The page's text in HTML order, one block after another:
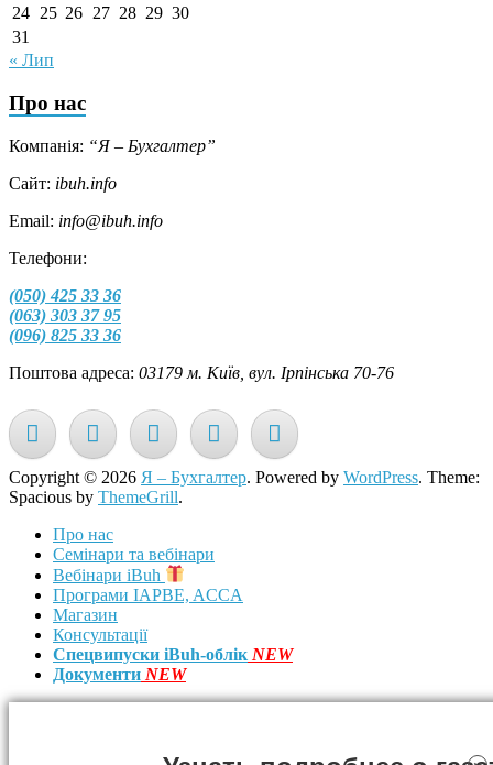
24 25 26 27 28 29 30
31
« Лип
Про нас
Компанія: “Я – Бухгалтер”
Сайт: ibuh.info
Email: info@ibuh.info
Телефони:
(050) 425 33 36
(063) 303 37 95
(096) 825 33 36
Поштова адреса: 03179 м. Київ, вул. Ірпінська 70-76
Copyright © 2026 Я – Бухгалтер. Powered by WordPress. Theme:
Spacious by ThemeGrill.
Про нас
Семінари та вебінари
Вебінари iBuh
Програми IAPBE, ACCA
Магазин
Консультації
Спецвипуски iBuh-облік NEW
Документи NEW